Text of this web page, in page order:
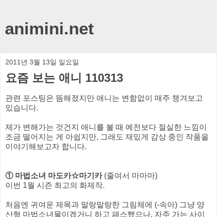
animini.net
2011년 3월 13일 일요일
요즘 보는 애니 110313
관련 포스팅은 뜸해졌지만 애니는 변함없이 매주 챙겨보고
있습니다.
제가 변해가는 것건지 애니를 볼 때 예전보다 절실한 느낌이
조금 떨어지는 게 아쉽지만, 그래도 재밌게 감상 중인 작품을
이야기해보고자 합니다.
① 마법소녀 마도카☆마기카(줄여서 마마마)
이번 1월 시즌 최고의 화제작.
처음엔 귀여운 제목과 말랑말랑한 그림체에 (-속아) 그냥 양
산형 마법소녀물이겠거니 하고 패스했으나, 자주 가는 사이